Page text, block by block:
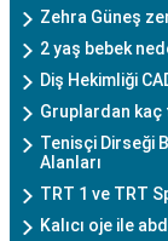
Zehra Güneş
2 yaş bebek
Diş Hekimliği
Gruplardan kaç
Tenisçi Dirseği
Alanları
TRT 1 ve TRT
Kalıcı oje ile